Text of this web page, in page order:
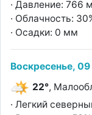
· Давление: 766
· Облачность:
· Осадки: 0 мм
Воскресенье,
22°,
· Легкий